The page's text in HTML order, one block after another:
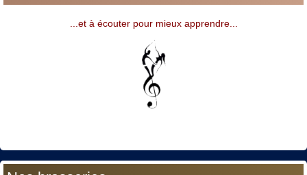
...et à écouter pour mieux apprendre...